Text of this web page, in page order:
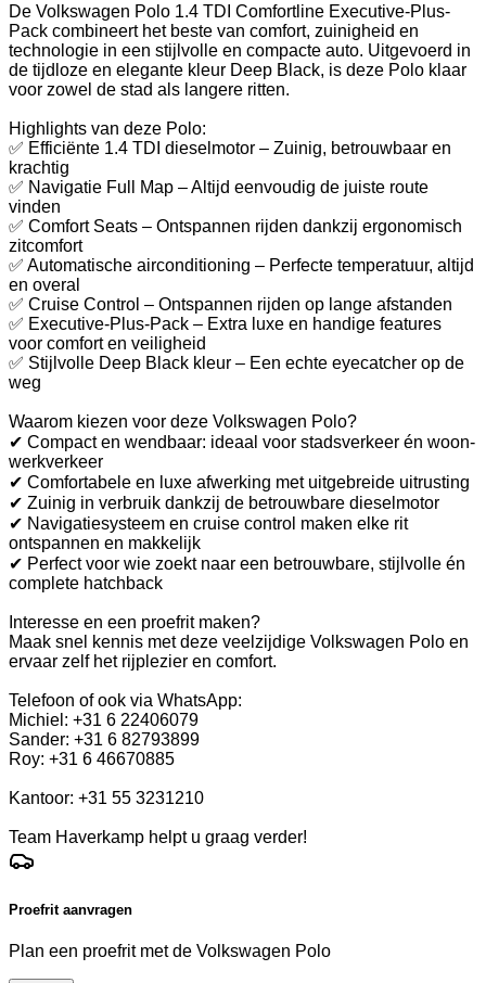
De Volkswagen Polo 1.4 TDI Comfortline Executive-Plus-
Pack combineert het beste van comfort, zuinigheid en
technologie in een stijlvolle en compacte auto. Uitgevoerd in
de tijdloze en elegante kleur Deep Black, is deze Polo klaar
voor zowel de stad als langere ritten.
Highlights van deze Polo:
✅ Efficiënte 1.4 TDI dieselmotor – Zuinig, betrouwbaar en
krachtig
✅ Navigatie Full Map – Altijd eenvoudig de juiste route
vinden
✅ Comfort Seats – Ontspannen rijden dankzij ergonomisch
zitcomfort
✅ Automatische airconditioning – Perfecte temperatuur, altijd
en overal
✅ Cruise Control – Ontspannen rijden op lange afstanden
✅ Executive-Plus-Pack – Extra luxe en handige features
voor comfort en veiligheid
✅ Stijlvolle Deep Black kleur – Een echte eyecatcher op de
weg
Waarom kiezen voor deze Volkswagen Polo?
✔ Compact en wendbaar: ideaal voor stadsverkeer én woon-
werkverkeer
✔ Comfortabele en luxe afwerking met uitgebreide uitrusting
✔ Zuinig in verbruik dankzij de betrouwbare dieselmotor
✔ Navigatiesysteem en cruise control maken elke rit
ontspannen en makkelijk
✔ Perfect voor wie zoekt naar een betrouwbare, stijlvolle én
complete hatchback
Interesse en een proefrit maken?
Maak snel kennis met deze veelzijdige Volkswagen Polo en
ervaar zelf het rijplezier en comfort.
Telefoon of ook via WhatsApp:
Michiel: +31 6 22406079
Sander: +31 6 82793899
Roy: +31 6 46670885
Kantoor: +31 55 3231210
Team Haverkamp helpt u graag verder!
Proefrit aanvragen
Plan een proefrit met de Volkswagen Polo